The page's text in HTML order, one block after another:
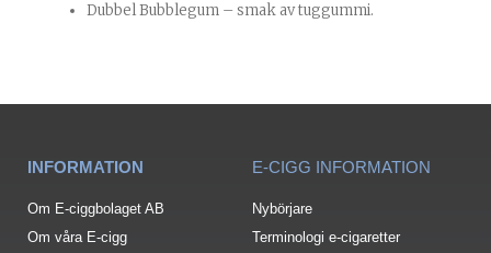
Dubbel Bubblegum – smak av tuggummi.
INFORMATION
Om E-ciggbolaget AB
Om våra E-cigg
E-CIGG INFORMATION
Nybörjare
Terminologi e-cigaretter